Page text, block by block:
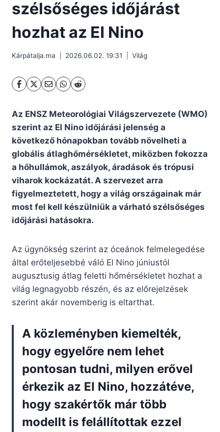
szélsőséges időjárást
hozhat az El Nino
Kárpátalja.ma 2026.06.02. 19:31 Világ
Az ENSZ Meteorológiai Világszervezete (WMO)
szerint az El Nino időjárási jelenség a
következő hónapokban tovább növelheti a
globális átlaghőmérsékletet, miközben fokozza
a hőhullámok, aszályok, áradások és trópusi
viharok kockázatát. A szervezet arra
figyelmeztetett, hogy a világ országainak már
most fel kell készülniük a várható szélsőséges
időjárási hatásokra.
Az ügynökség szerint az óceánok felmelegedése
által erőteljesebbé váló El Nino júniustól
augusztusig átlag feletti hőmérsékletet hozhat a
világ legnagyobb részén, és az előrejelzések
szerint akár novemberig is eltarthat.
A közleményben kiemelték,
hogy egyelőre nem lehet
pontosan tudni, milyen erővel
érkezik az El Nino, hozzátéve,
hogy szakértők már több
modellt is felállítottak ezzel